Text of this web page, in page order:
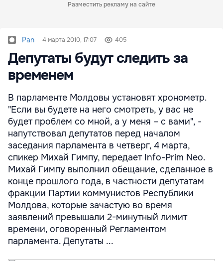
Разместить рекламу на сайте
Pan 4 марта 2010, 17:07 405
Депутаты будут следить за
временем
В парламенте Молдовы установят хронометр.
"Если вы будете на него смотреть, у вас не
будет проблем со мной, а у меня – с вами", -
напутствовал депутатов перед началом
заседания парламента в четверг, 4 марта,
спикер Михай Гимпу, передает Info-Prim Neo.
Михай Гимпу выполнил обещание, сделанное в
конце прошлого года, в частности депутатам
фракции Партии коммунистов Республики
Молдова, которые зачастую во время
заявлений превышали 2-минутный лимит
времени, оговоренный Регламентом
парламента. Депутаты ...